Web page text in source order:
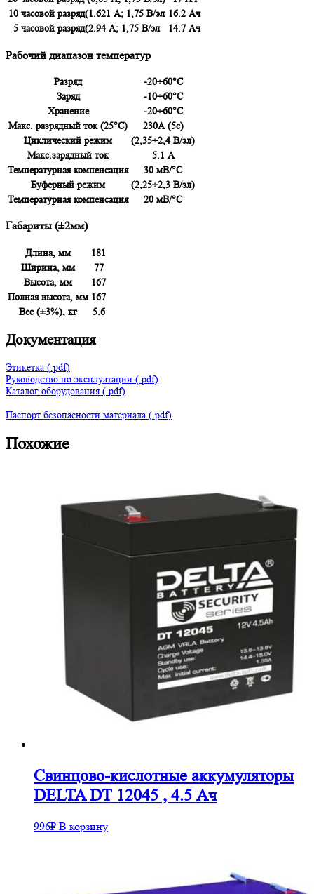
10 часовой разряд(1.621 А; 1,75 В/эл 16.2 Ач
5 часовой разряд(2.94 А; 1,75 В/эл
14.7 Ач
Рабочий диапазон температур
Разряд
-20÷60°C
Заряд
-10÷60°C
Хранение
-20÷60°C
Макс. разрядный ток (25°С)
230А (5с)
Циклический режим
(2,35÷2,4 В/эл)
Макс.зарядный ток
5.1 А
Температурная компенсация
30 мВ/°С
Буферный режим
(2,25÷2,3 В/эл)
Температурная компенсация
20 мВ/°С
Габариты (±2мм)
Длина, мм
181
Ширина, мм
77
Высота, мм
167
Полная высота, мм 167
Вес (±3%), кг
5.6
Документация
Этикетка (.pdf)
Руководство по эксплуатации (.pdf)
Каталог оборудования (.pdf)
Паспорт безопасности материала (.pdf)
Похожие
Cвинцово-кислотные аккумуляторы
DELTA DT 12045 , 4.5 Ач
996₽ В корзину